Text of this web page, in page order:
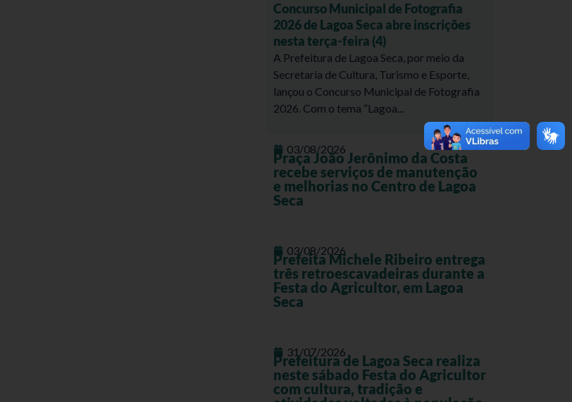
Concurso Municipal de Fotografia
2026 de Lagoa Seca abre inscrições
nesta terça-feira (4)
A Prefeitura de Lagoa Seca, por meio da
Secretaria de Cultura, Turismo e Esporte,
lançou o Concurso Municipal de Fotografia
2026. Com o tema “Lagoa...
03/08/2026
Praça João Jerônimo da Costa
recebe serviços de manutenção
e melhorias no Centro de Lagoa
Seca
03/08/2026
Prefeita Michele Ribeiro entrega
três retroescavadeiras durante a
Festa do Agricultor, em Lagoa
Seca
31/07/2026
Prefeitura de Lagoa Seca realiza
neste sábado Festa do Agricultor
com cultura, tradição e